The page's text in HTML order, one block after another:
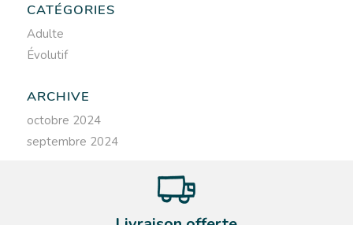
CATÉGORIES
Adulte
Évolutif
ARCHIVE
octobre 2024
septembre 2024